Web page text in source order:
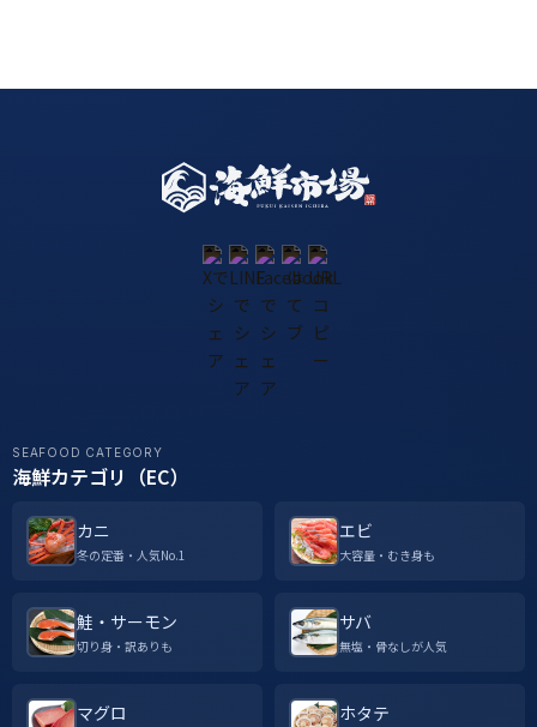
SEAFOOD CATEGORY
海鮮カテゴリ（EC）
カニ
冬の定番・人気No.1
エビ
大容量・むき身も
鮭・サーモン
切り身・訳ありも
サバ
無塩・骨なしが人気
マグロ ホタテ